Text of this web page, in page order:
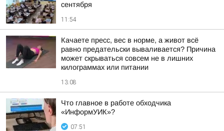
сентября
11:54
Качаете пресс, вес в норме, а живот всё
равно предательски вываливается? Причина
может скрываться совсем не в лишних
килограммах или питании
13:08
Что главное в работе обходчика
«ИнформУИК»?
07:51